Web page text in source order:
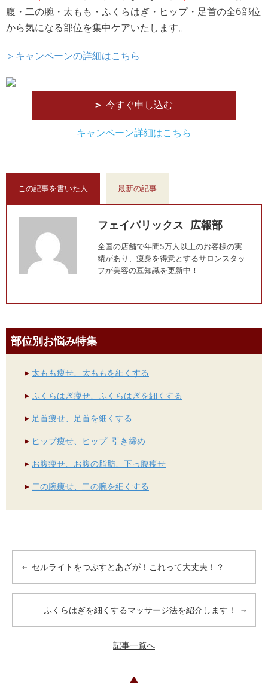
腹・二の腕・太もも・ふくらはぎ・ヒップ・足首の全6部位
から気になる部位を集中ケアいたします。
＞キャンペーンの詳細はこちら
今すぐ申し込む
キャンペーン詳細はこちら
この記事を書いた人 最新の記事
フェイバリックス 広報部
全国の店舗で年間5万人以上のお客様の実
績があり、痩身を得意とするサロンスタッ
フが美容の豆知識を更新中！
部位別お悩み特集
太もも痩せ、太ももを細くする
ふくらはぎ痩せ、ふくらはぎを細くする
足首痩せ、足首を細くする
ヒップ痩せ、ヒップ 引き締め
お腹痩せ、お腹の脂肪、下っ腹痩せ
二の腕痩せ、二の腕を細くする
← セルライトをつぶすとあざが！これって大丈夫！？
ふくらはぎを細くするマッサージ法を紹介します！ →
記事一覧へ